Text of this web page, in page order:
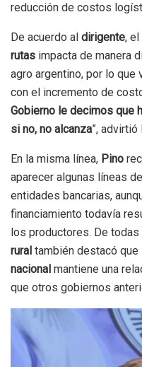
reducción de costos
De acuerdo al dirigente, el
rutas impacta de manera
agro argentino, por lo
con el incremento de
Gobierno le decimos que
si no, no alcanza”, advirtió
En la misma línea, Pino
aparecer algunas líneas
entidades bancarias,
financiamiento todavía
los productores. De todas
rural también destacó que
nacional mantiene una
que otros gobiernos